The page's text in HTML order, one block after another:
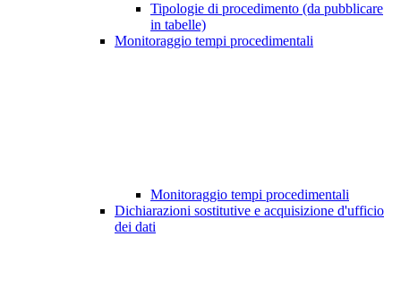
Tipologie di procedimento (da pubblicare
in tabelle)
Monitoraggio tempi procedimentali
Monitoraggio tempi procedimentali
Dichiarazioni sostitutive e acquisizione d'ufficio
dei dati